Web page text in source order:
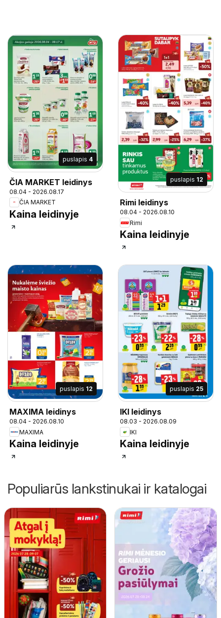
puslapis 4
ČIA MARKET leidinys
08.04 - 2026.08.17
ČIA MARKET
Kaina leidinyje
puslapis 12
Rimi leidinys
08.04 - 2026.08.10
Rimi
Kaina leidinyje
puslapis 12
MAXIMA leidinys
08.04 - 2026.08.10
MAXIMA
Kaina leidinyje
puslapis 25
IKI leidinys
08.03 - 2026.08.09
IKI
Kaina leidinyje
Populiarūs lankstinukai ir katalogai